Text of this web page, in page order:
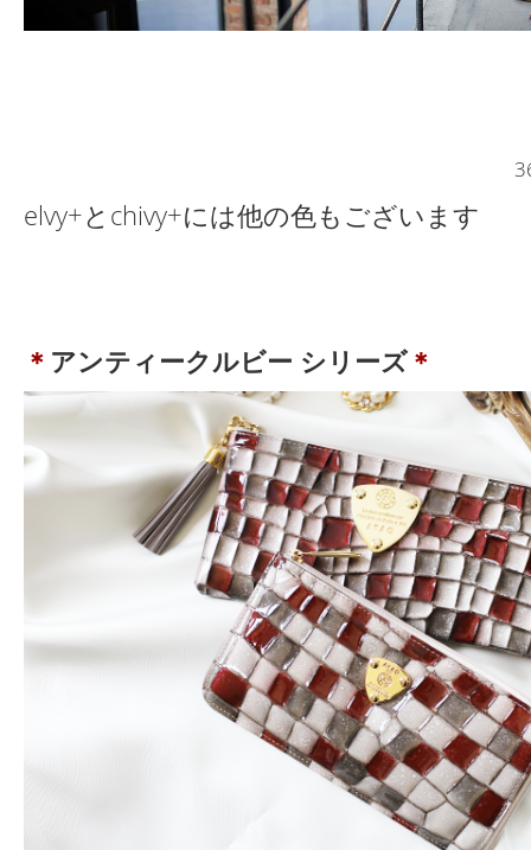
elvy+とchivy+には他の色もございます
＊ アンティークルビー シリーズ ＊